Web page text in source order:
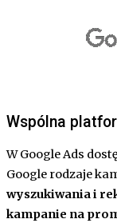
Wspólna
W Google Ads
Google rodzaje
wyszukiwania i
kampanie na